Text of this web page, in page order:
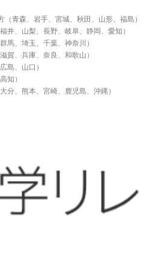
（青森、岩手、宮城、秋田、山形、福島）
井、山梨、長野、岐阜、静岡、愛知）
馬、埼玉、千葉、神奈川）
賀、兵庫、奈良、和歌山）
島、山口）
知）
分、熊本、宮崎、鹿児島、沖縄）